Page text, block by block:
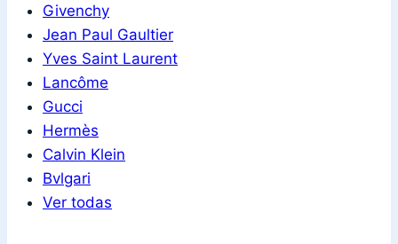
Givenchy
Jean Paul Gaultier
Yves Saint Laurent
Lancôme
Gucci
Hermès
Calvin Klein
Bvlgari
Ver todas